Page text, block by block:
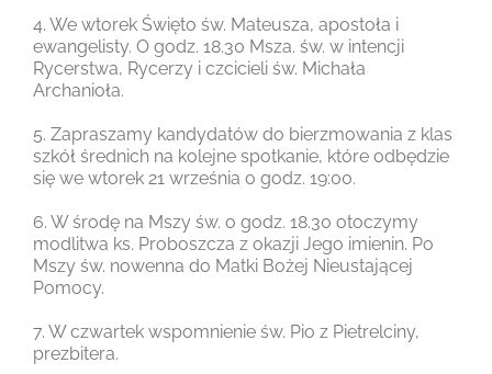
4. We wtorek Święto św. Mateusza, apostoła i
ewangelisty. O godz. 18.30 Msza. św. w intencji
Rycerstwa, Rycerzy i czcicieli św. Michała
Archanioła.
5. Zapraszamy kandydatów do bierzmowania z klas
szkół średnich na kolejne spotkanie, które odbędzie
się we wtorek 21 września o godz. 19:00.
6. W środę na Mszy św. o godz. 18.30 otoczymy
modlitwa ks. Proboszcza z okazji Jego imienin. Po
Mszy św. nowenna do Matki Bożej Nieustającej
Pomocy.
7. W czwartek wspomnienie św. Pio z Pietrelciny,
prezbitera.